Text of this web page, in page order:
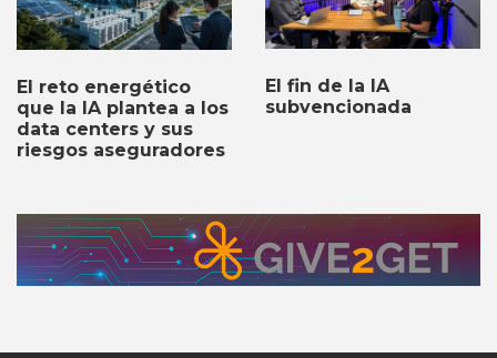
El reto energético
que la IA plantea a los
data centers y sus
riesgos aseguradores
El fin de la IA
subvencionada